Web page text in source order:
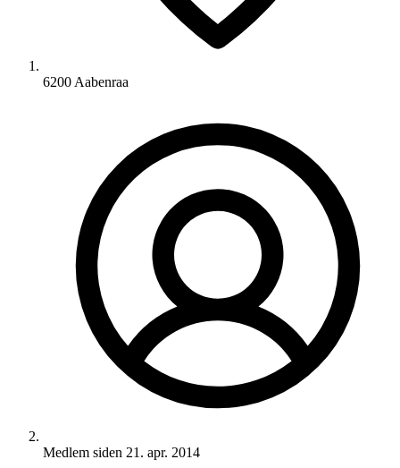
6200 Aabenraa
Medlem siden 21. apr. 2014